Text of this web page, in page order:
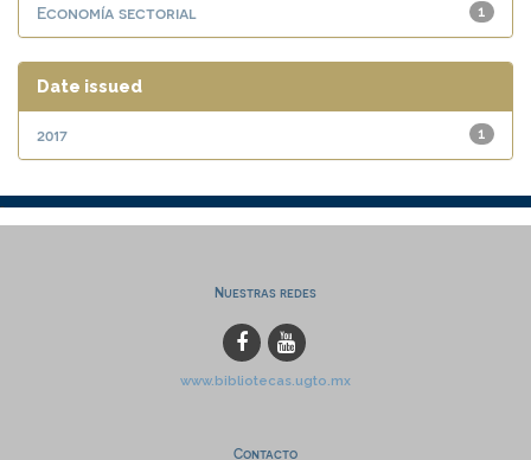
1
Economía sectorial
Date issued
1
2017
Nuestras redes
www.bibliotecas.ugto.mx
Contacto